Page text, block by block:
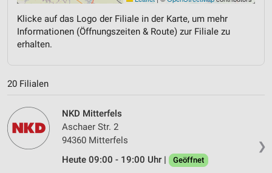
Klicke auf das Logo der Filiale in der Karte, um mehr
Informationen (Öffnungszeiten & Route) zur Filiale zu
erhalten.
20 Filialen
❯
NKD Mitterfels
Aschaer Str. 2
94360 Mitterfels
Heute 09:00 - 19:00 Uhr |
Geöffnet